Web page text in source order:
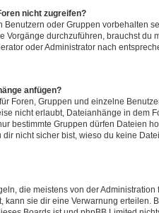
nicht zugreifen?
Benutzern oder Gruppen vorbehalten
Vorgänge durchzuführen, brauchst du
oder Administrator nach
anfügen?
Foren, Gruppen und einzelne
nicht erlaubt, Dateianhänge in dem
bestimmte Gruppen dürfen Dateien
nicht sicher bist, wieso du keine
die meistens von der
kann sie dir eine Verwarnung erteilen.